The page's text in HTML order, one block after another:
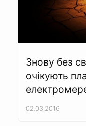
Знову без
очікують
02.03.2016